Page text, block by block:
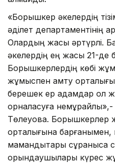
«Борышкер әкелердің
әділет департаментінің
Олардың жасы әртүрлі.
әкелердің ең жасы 21-де
Борышкерлердің көбі
жұмыспен қамту
берешек ер адамдар ол
орналасуға
Төлеуова. Борышкерлер
орталығына
мамандықтары
орындаушылары күрес